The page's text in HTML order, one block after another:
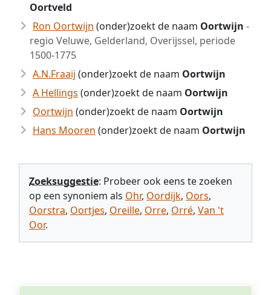
Oortveld
Ron Oortwijn (onder)zoekt de naam Oortwijn -
regio Veluwe, Gelderland, Overijssel, periode
1500-1775
A.N.Fraaij (onder)zoekt de naam Oortwijn
A Hellings (onder)zoekt de naam Oortwijn
Oortwijn (onder)zoekt de naam Oortwijn
Hans Mooren (onder)zoekt de naam Oortwijn
Zoeksuggestie: Probeer ook eens te zoeken
op een synoniem als Ohr, Oordijk, Oors,
Oorstra, Oortjes, Oreille, Orre, Orré, Van 't
Oor.